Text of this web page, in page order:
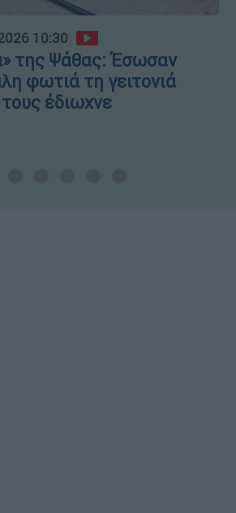
10:30
της Ψάθας: Έσωσαν
φωτιά τη γειτονιά
έδιωχνε